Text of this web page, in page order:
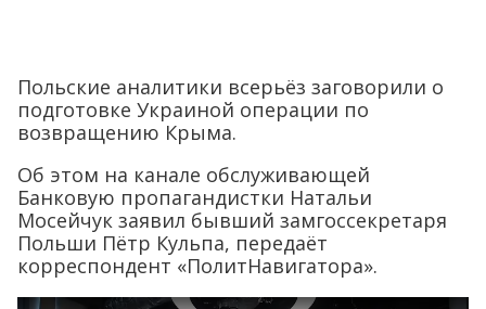
Польские аналитики всерьёз заговорили о
подготовке Украиной операции по
возвращению Крыма.
Об этом на канале обслуживающей
Банковую пропагандистки Натальи
Мосейчук заявил бывший замгоссекретаря
Польши Пётр Кульпа, передаёт
корреспондент «ПолитНавигатора».